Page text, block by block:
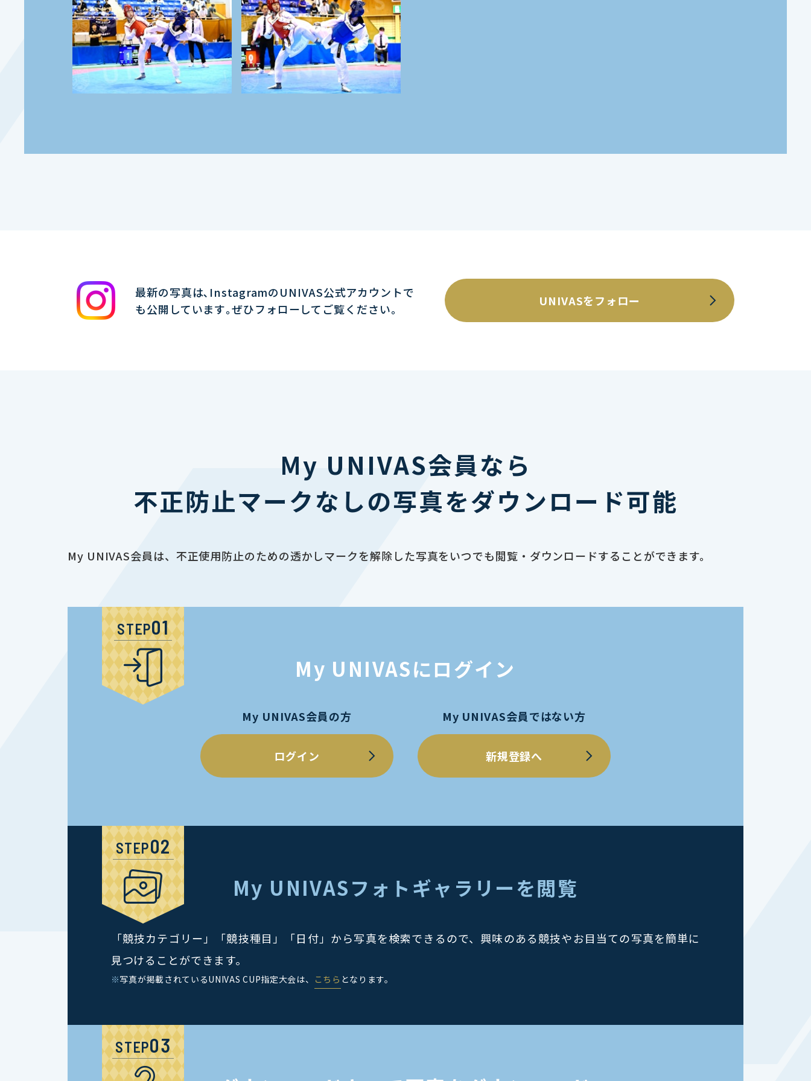
最新の写真は､InstagramのUNIVAS公式アカウントで
も公開しています｡ぜひフォローしてご覧ください｡
UNIVASをフォロー
My UNIVAS会員なら
不正防止マークなしの写真をダウンロード可能
My UNIVAS会員は、不正使用防止のための透かしマークを解除した写真をいつでも閲覧・ダウンロードすることができます。
STEP
My UNIVASにログイン
My UNIVAS会員の方
ログイン
My UNIVAS会員ではない方
新規登録へ
STEP
My UNIVASフォトギャラリーを閲覧
「競技カテゴリー」「競技種目」「日付」から写真を検索できるので、興味のある競技やお目当ての写真を簡単に
見つけることができます。
※写真が掲載されているUNIVAS CUP指定大会は、 こちら となります。
STEP